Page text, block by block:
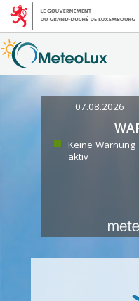
07.08.2026
Keine Warnung
aktiv